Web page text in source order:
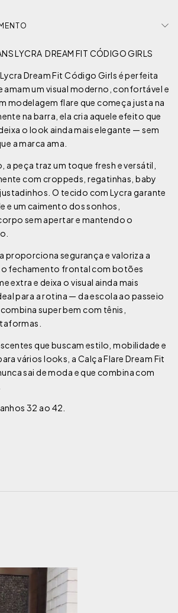
LYCRA DREAM FIT CÓDIGO GIRLS
Lycra Dream Fit Código Girls é perfeita
amam um visual moderno, confortável e
modelagem flare que começa justa na
na barra, ela cria aquele efeito que
o look ainda mais elegante — sem
a marca ama.
a peça traz um toque fresh e versátil,
com croppeds, regatinhas, baby
O tecido com Lycra garante
e um caimento dos sonhos,
sem apertar e mantendo o
proporciona segurança e valoriza a
fechamento frontal com botões
extra e deixa o visual ainda mais
para a rotina — da escola ao passeio
super bem com tênis,
que buscam estilo, mobilidade e
vários looks, a Calça Flare Dream Fit
sai de moda e que combina com
32 ao 42.